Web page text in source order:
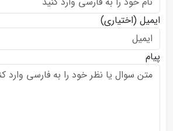
ایمیل (اختیاری)
پیام